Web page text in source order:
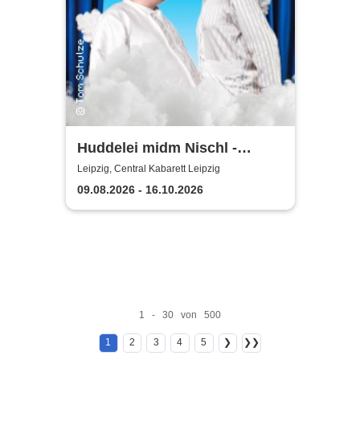
Huddelei midm Nischl -
Central Kabarett Leipzig
Leipzig, Central Kabarett Leipzig
09.08.2026 - 16.10.2026
1 - 30 von 500
1 2 3 4 5 ❯ ❯❯